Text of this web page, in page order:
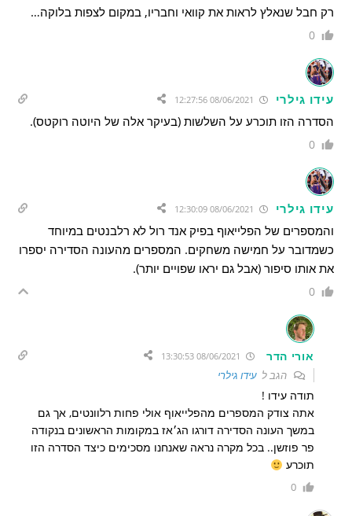
רק חבל שנאלץ לראות את קוואי וחבריו, במקום לצפות בלוקה…
0
עידו גילרי
הסדרה הזו תוכרע על השלשות (בעיקר אלה של היוטה רוקטס).
0
עידו גילרי
והמספרים של הפלייאוף בפיק אנד רול לא רלבנטים במיוחד
כשמדובר על חמישה משחקים. המספרים מהעונה הסדירה יספרו
את אותו סיפור (אבל גם יראו שפויים יותר).
0
אורי הדר
הגב לעידו גילרי
תודה עידו !
אתה צודק המספרים מהפלייאוף אולי פחות רלוונטים, אך גם
במשך העונה הסדירה דורגו הג׳אז במקומות הראשונים בנקודה
פר פוזשן.. בכל מקרה נראה שאנחנו מסכימים כיצד הסדרה הזו
תוכרע
0